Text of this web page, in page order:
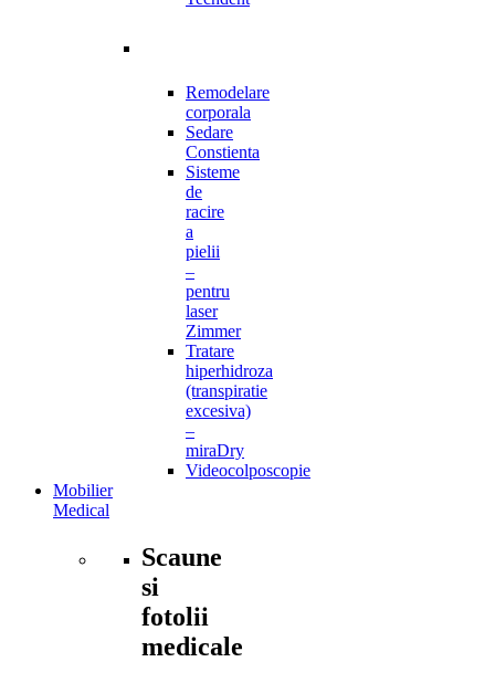
Remodelare
corporala
Sedare
Constienta
Sisteme
de
racire
a
pielii
–
pentru
laser
Zimmer
Tratare
hiperhidroza
(transpiratie
excesiva)
–
miraDry
Videocolposcopie
Mobilier
Medical
Scaune
si
fotolii
medicale